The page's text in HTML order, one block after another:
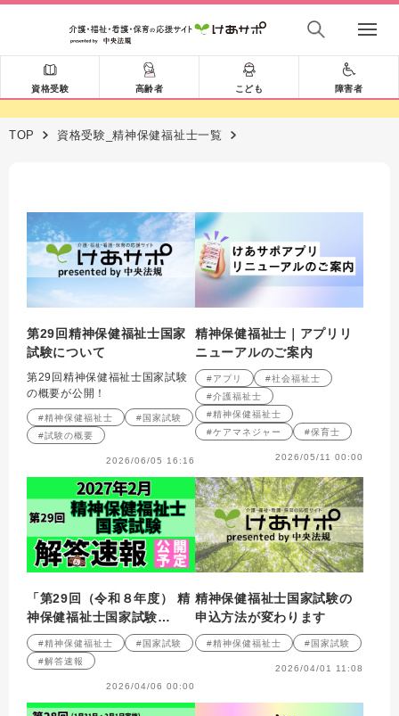
資格受験 高齢者 こども 障害者
TOP 資格受験_精神保健福祉士一覧
第29回精神保健福祉士国家
試験について
第29回精神保健福祉士国家試験
の概要が公開！
#精神保健福祉士
#国家試験
#試験の概要
2026/06/05 16:16
精神保健福祉士｜アプリリ
ニューアルのご案内
#アプリ
#社会福祉士
#介護福祉士
#精神保健福祉士
#ケアマネジャー
#保育士
2026/05/11 00:00
「第29回（令和８年度） 精
神保健福祉士国家試験
（2027年２月）」解答速報
のお知らせ
#精神保健福祉士
#国家試験
#解答速報
2026/04/06 00:00
精神保健福祉士国家試験の
申込方法が変わります
#精神保健福祉士 #国家試験
2026/04/01 11:08